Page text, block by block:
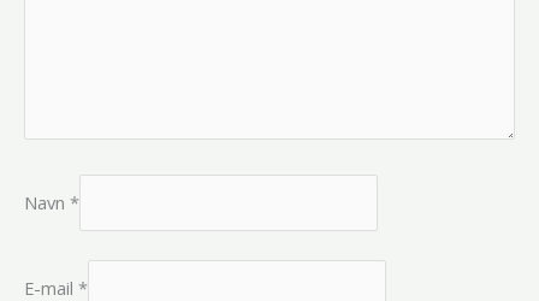
Navn *
E-mail *